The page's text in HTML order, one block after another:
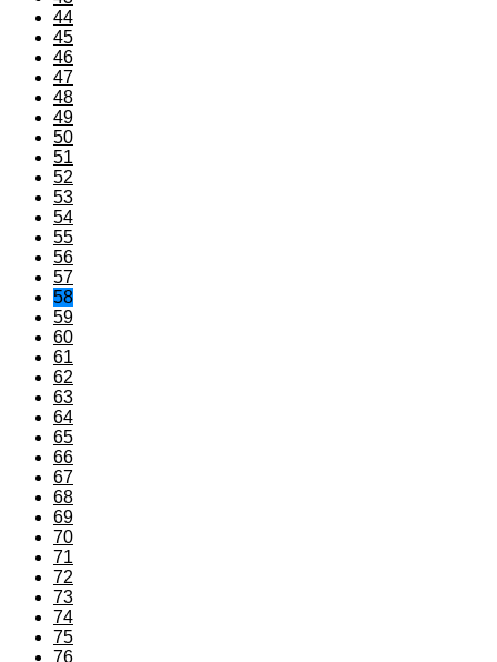
44
45
46
47
48
49
50
51
52
53
54
55
56
57
58
59
60
61
62
63
64
65
66
67
68
69
70
71
72
73
74
75
76